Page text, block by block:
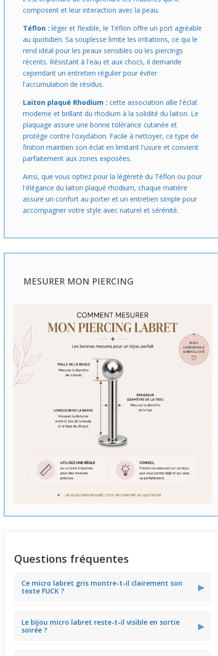
composent et leur interaction avec la peau.
Téflon : léger et flexible, le Téflon offre un port agréable
au quotidien. Sa souplesse limite les irritations, ce qui le
rend idéal pour les peaux sensibles ou les piercings
récents. Résistant à l'eau et aux chocs, il demande
cependant un entretien régulier pour éviter
l'accumulation de résidus.
Laiton plaqué Rhodium : cette association allie l'éclat
moderne et brillant du rhodium à la solidité du laiton. Le
plaquage assure une bonne tolérance cutanée et
protège contre l'oxydation. Facile à nettoyer, ce type de
finition maintien son éclat en limitant l'usure et convient
parfaitement aux zones exposées.
Ainsi, que vous optiez pour la légèreté du Téflon ou pour
l'élégance du laiton plaqué rhodium, chaque matière
assure un confort au porter et un entretien simple pour
accompagner votre style avec naturel et sérénité.
MESURER MON PIERCING
Questions fréquentes
Ce micro labret gris montre-t-il clairement son
texte FUCK ?
▶
"FUCK" discret. À distance, il reste sobre, mais de près,
le détail graphique se révèle, apportant un style affirmé
Le bijou micro labret reste-t-il visible en sortie
soirée ?
▶